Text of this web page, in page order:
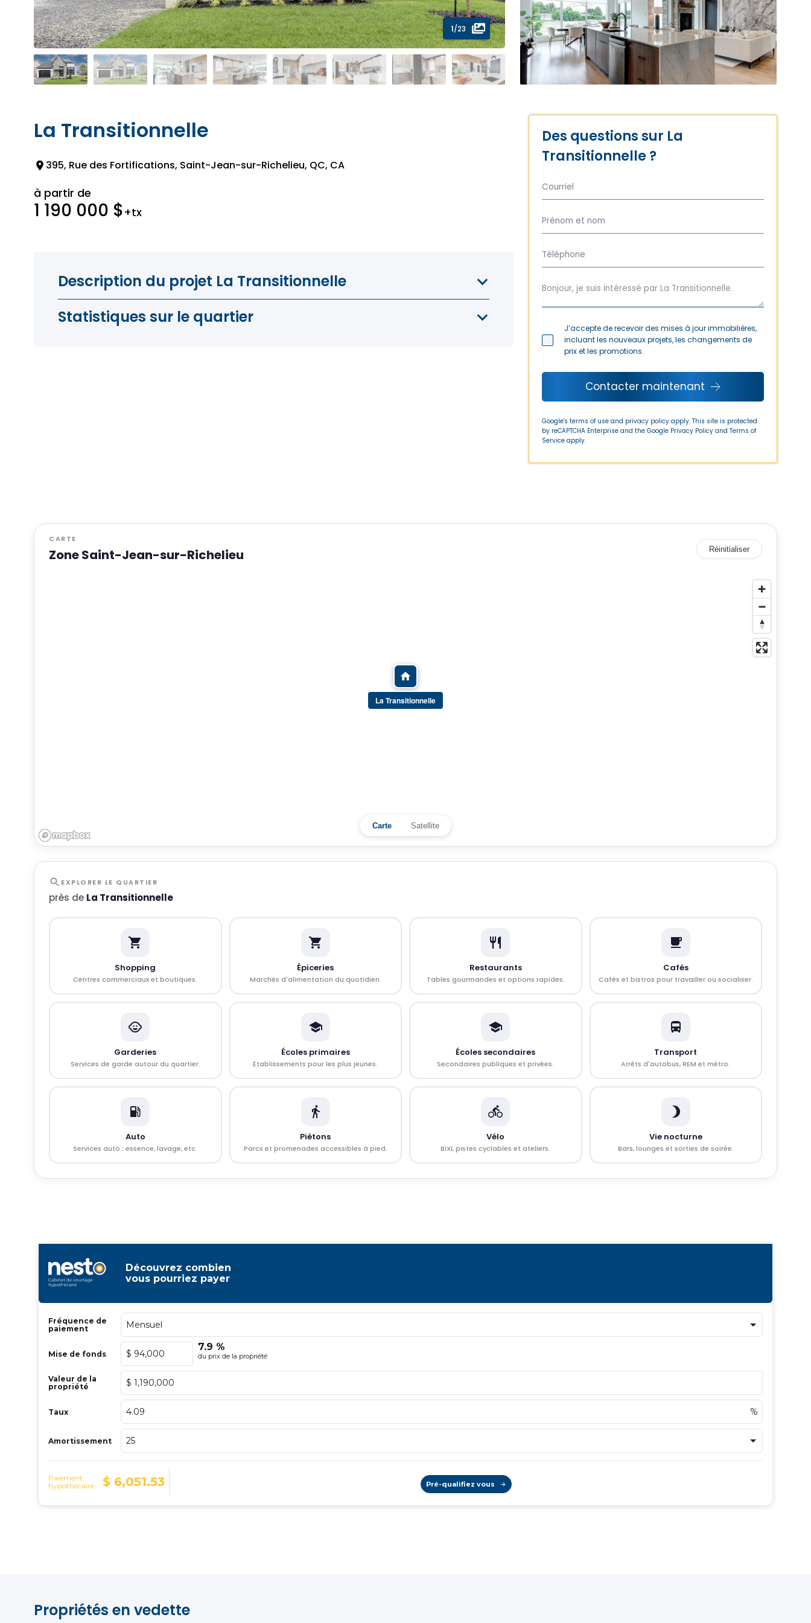
1/23
La Transitionnelle
395, Rue des Fortifications, Saint-Jean-sur-Richelieu, QC, CA
à partir de
1 190 000 $+tx
Description du projet La Transitionnelle
Statistiques sur le quartier
Des questions sur La
Transitionnelle ?
J’accepte de recevoir des mises à jour immobilières,
incluant les nouveaux projets, les changements de
prix et les promotions.
Contacter maintenant
Google's terms of use and privacy policy apply. This site is protected
by reCAPTCHA Enterprise and the Google Privacy Policy and Terms of
Service apply.
CARTE
Zone Saint-Jean-sur-Richelieu Réinitialiser
La Transitionnelle
Carte Satellite
EXPLORER LE QUARTIER
près de La Transitionnelle
Shopping
Centres commerciaux et boutiques.
Épiceries
Marchés d'alimentation du quotidien.
Restaurants
Tables gourmandes et options rapides.
Cafés
Cafés et bistros pour travailler ou socialiser.
Garderies
Services de garde autour du quartier.
Écoles primaires
Établissements pour les plus jeunes.
Écoles secondaires
Secondaires publiques et privées.
Transport
Arrêts d'autobus, REM et métro.
Auto
Services auto : essence, lavage, etc.
Piétons
Parcs et promenades accessibles à pied.
Vélo
BIXI, pistes cyclables et ateliers.
Vie nocturne
Bars, lounges et sorties de soirée.
Propriétés en vedette